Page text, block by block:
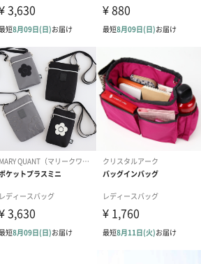
んでいる方におすすめです！
大切な方に日頃の感謝を贈り物として
：約 横 18×縦 19×マチ 10cm
表地：綿 100％ 裏地：ポリエステル100％
品オプション情報
ョン